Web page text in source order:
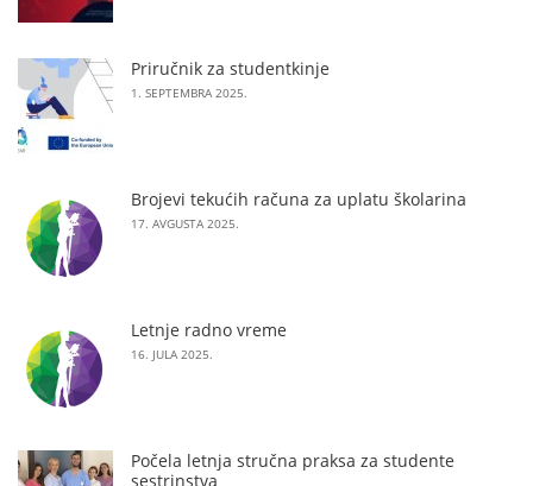
Priručnik za studentkinje
1. SEPTEMBRA 2025.
Brojevi tekućih računa za uplatu školarina
17. AVGUSTA 2025.
Letnje radno vreme
16. JULA 2025.
Počela letnja stručna praksa za studente
sestrinstva